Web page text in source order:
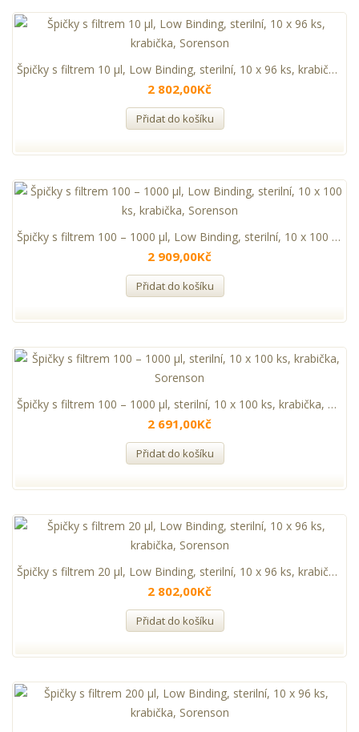
Špičky s filtrem 10 µl, Low Binding, sterilní, 10 x 96 ks, krabička, Sorenson
2 802,00Kč
Přidat do košíku
Špičky s filtrem 100 – 1000 µl, Low Binding, sterilní, 10 x 100 ks, krabička, Sorenson
2 909,00Kč
Přidat do košíku
Špičky s filtrem 100 – 1000 µl, sterilní, 10 x 100 ks, krabička, Sorenson
2 691,00Kč
Přidat do košíku
Špičky s filtrem 20 µl, Low Binding, sterilní, 10 x 96 ks, krabička, Sorenson
2 802,00Kč
Přidat do košíku